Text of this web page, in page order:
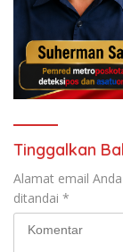
Tinggalkan
Alamat email
ditandai *